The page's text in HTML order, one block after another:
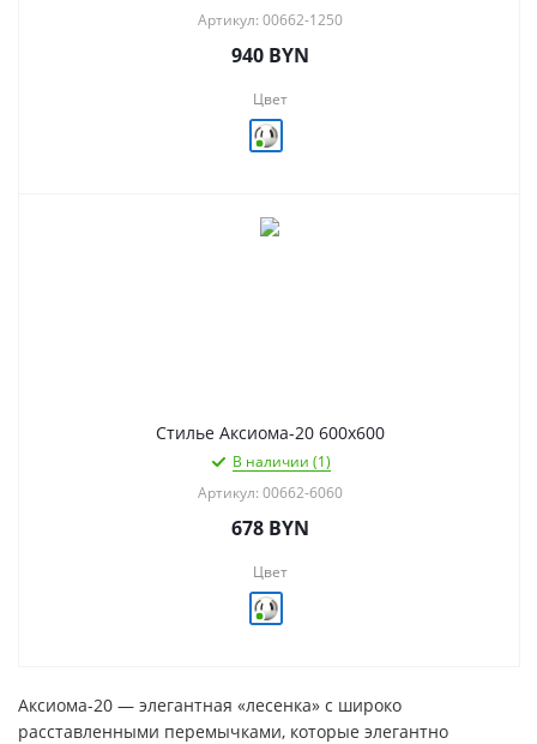
Артикул: 00662-1250
940BYN
Цвет
Стилье Аксиома-20 600х600
В наличии (1)
Артикул: 00662-6060
678BYN
Цвет
Аксиома-20 — элегантная «лесенка» с широко
расставленными перемычками, которые элегантно